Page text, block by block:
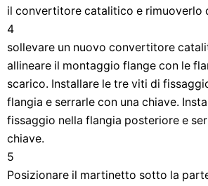
il convertitore catalitico e rimuoverlo
4
sollevare un nuovo convertitore
allineare il montaggio flange con le
scarico. Installare le tre viti di
flangia e serrarle con una chiave.
fissaggio nella flangia posteriore e
chiave.
5
Posizionare il martinetto sotto la